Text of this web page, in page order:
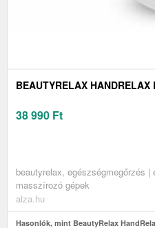
BEAUTYRELAX
38 990 Ft
beautyrelax, egészségmegőrzés |
masszírozó gépek
alza.hu
Hasonlók, mint BeautyRelax